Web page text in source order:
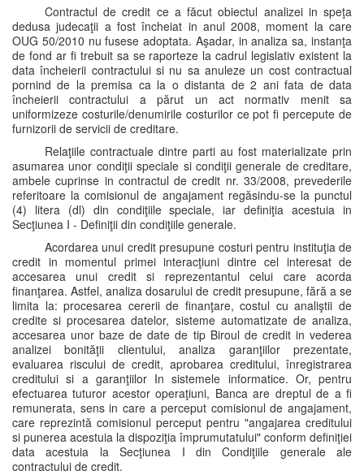
Contractul de credit ce a făcut obiectul analizei in speţa
dedusa judecaţii a fost încheiat in anul 2008, moment la care
OUG 50/2010 nu fusese adoptata. Aşadar, in analiza sa, instanţa
de fond ar fi trebuit sa se raporteze la cadrul legislativ existent la
data încheierii contractului si nu sa anuleze un cost contractual
pornind de la premisa ca la o distanta de 2 ani fata de data
încheierii contractului a părut un act normativ menit sa
uniformizeze costurile/denumirile costurilor ce pot fi percepute de
furnizorii de servicii de creditare.
Relaţiile contractuale dintre parti au fost materializate prin
asumarea unor condiţii speciale si condiţii generale de creditare,
ambele cuprinse in contractul de credit nr. 33/2008, prevederile
referitoare la comisionul de angajament regăsindu-se la punctul
(4) litera (dl) din condiţiile speciale, iar definiţia acestuia in
Secţiunea I - Definiţii din condiţiile generale.
Acordarea unui credit presupune costuri pentru instituţia de
credit in momentul primei interacţiuni dintre cel interesat de
accesarea unui credit si reprezentantul celui care acorda
finanţarea. Astfel, analiza dosarului de credit presupune, fără a se
limita la: procesarea cererii de finanţare, costul cu analiştii de
credite si procesarea datelor, sisteme automatizate de analiza,
accesarea unor baze de date de tip Biroul de credit in vederea
analizei bonităţii clientului, analiza garanţiilor prezentate,
evaluarea riscului de credit, aprobarea creditului, înregistrarea
creditului si a garanţiilor In sistemele informatice. Or, pentru
efectuarea tuturor acestor operaţiuni, Banca are dreptul de a fi
remunerata, sens in care a perceput comisionul de angajament,
care reprezintă comisionul perceput pentru "angajarea creditului
si punerea acestuia la dispoziţia împrumutatului" conform definiţiei
data acestuia la Secţiunea I din Condiţiile generale ale
contractului de credit.